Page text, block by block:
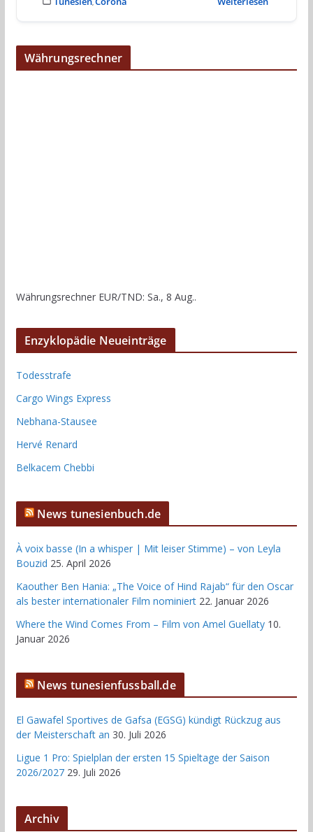
,
Währungsrechner
Währungsrechner EUR/TND: Sa., 8 Aug..
Enzyklopädie Neueinträge
Todesstrafe
Cargo Wings Express
Nebhana-Stausee
Hervé Renard
Belkacem Chebbi
News tunesienbuch.de
À voix basse (In a whisper | Mit leiser Stimme) – von Leyla
Bouzid 25. April 2026
Kaouther Ben Hania: „The Voice of Hind Rajab“ für den Oscar
als bester internationaler Film nominiert 22. Januar 2026
Where the Wind Comes From – Film von Amel Guellaty 10.
Januar 2026
News tunesienfussball.de
El Gawafel Sportives de Gafsa (EGSG) kündigt Rückzug aus
der Meisterschaft an 30. Juli 2026
Ligue 1 Pro: Spielplan der ersten 15 Spieltage der Saison
2026/2027 29. Juli 2026
Archiv